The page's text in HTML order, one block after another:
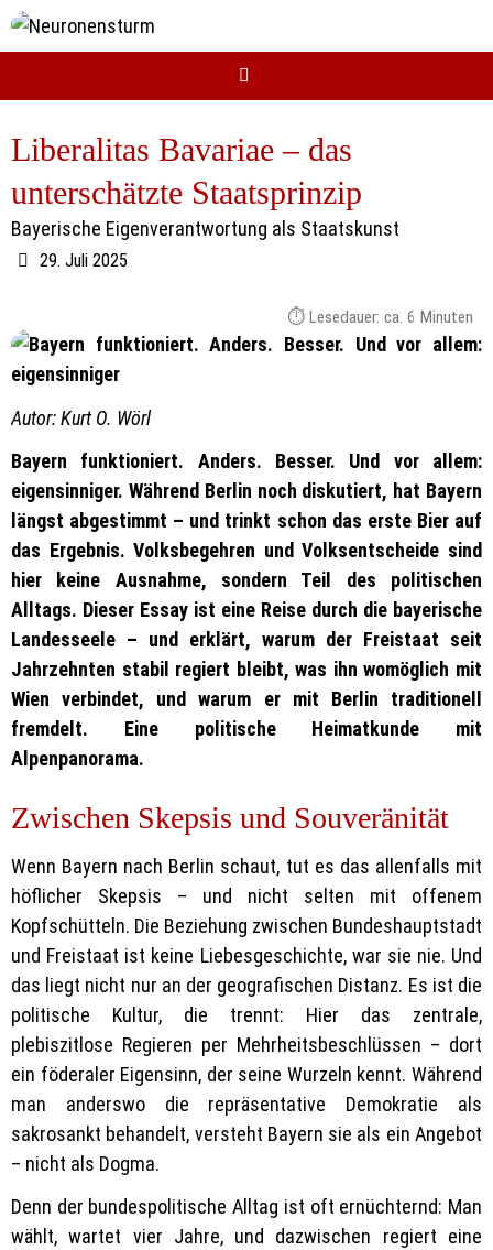
Zum
Liberalitas Bavariae – das
unterschätzte Staatsprinzip
Bayerische Eigenverantwortung als Staatskunst
29. Juli 2025
Lesedauer: ca. 6 Minuten
Autor: Kurt O. Wörl
Bayern funktioniert. Anders. Besser. Und vor allem:
eigensinniger. Während Berlin noch diskutiert, hat Bayern
längst abgestimmt – und trinkt schon das erste Bier auf
das Ergebnis. Volksbegehren und Volksentscheide sind
hier keine Ausnahme, sondern Teil des politischen
Alltags. Dieser Essay ist eine Reise durch die bayerische
Landesseele – und erklärt, warum der Freistaat seit
Jahrzehnten stabil regiert bleibt, was ihn womöglich mit
Wien verbindet, und warum er mit Berlin traditionell
fremdelt. Eine politische Heimatkunde mit
Alpenpanorama.
Zwischen Skepsis und Souveränität
Wenn Bayern nach Berlin schaut, tut es das allenfalls mit
höflicher Skepsis – und nicht selten mit offenem
Kopfschütteln. Die Beziehung zwischen Bundeshauptstadt
und Freistaat ist keine Liebesgeschichte, war sie nie. Und
das liegt nicht nur an der geografischen Distanz. Es ist die
politische Kultur, die trennt: Hier das zentrale,
plebiszitlose Regieren per Mehrheitsbeschlüssen – dort
ein föderaler Eigensinn, der seine Wurzeln kennt. Während
man anderswo die repräsentative Demokratie als
sakrosankt behandelt, versteht Bayern sie als ein Angebot
– nicht als Dogma.
Denn der bundespolitische Alltag ist oft ernüchternd: Man
wählt, wartet vier Jahre, und dazwischen regiert eine